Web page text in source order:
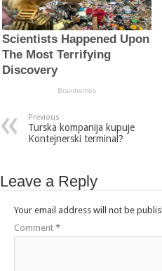
Previous
Turska kompanija kupuje
Kontejnerski terminal?
Leave a Reply
Your email address will not be
Comment *